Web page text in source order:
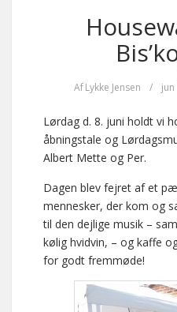
Af Lykke Jensen / jun
Lørdag d. 8. juni holdt vi
åbningstale og
Albert Mette og Per.
Dagen blev fejret af et
mennesker, der kom og
til den dejlige musik –
kølig hvidvin, – og kaffe
for godt fremmøde!